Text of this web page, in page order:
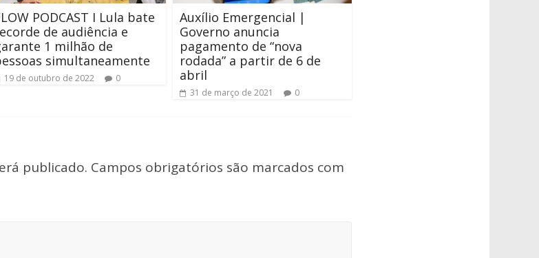
PODCAST I Lula bate
de audiência e
1 milhão de
simultaneamente
19 de outubro de 2022 0
Auxílio Emergencial |
Governo anuncia
pagamento de “nova
rodada” a partir de 6 de
abril
31 de março de 2021 0
publicado. Campos obrigatórios são marcados com